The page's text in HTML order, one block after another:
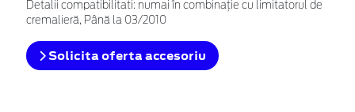
Detalii compatibilitati: numai în combinaţie cu limitatorul de
cremalieră, Până la 03/2010
Solicita oferta accesoriu